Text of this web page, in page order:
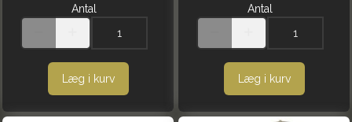
Antal
Læg i kurv
Antal
Læg i kurv